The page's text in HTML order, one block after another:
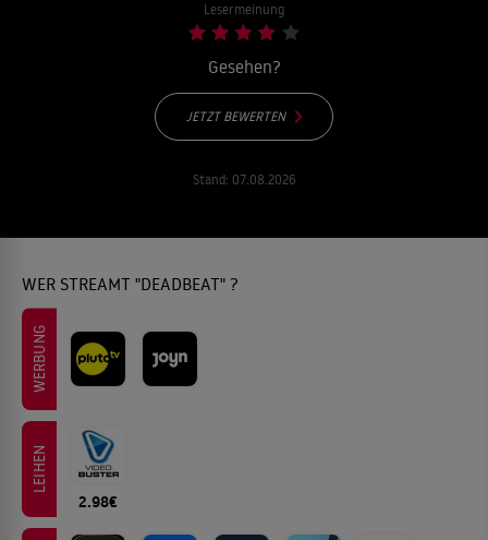
Lesermeinung
Gesehen?
JETZT BEWERTEN
Stand: 07.08.2026
WER STREAMT "DEADBEAT" ?
WERBUNG
LEIHEN
2.98€